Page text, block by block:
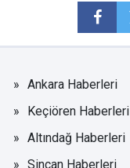
Ankara Haberleri
Keçiören Haberleri
Altındağ Haberleri
Sincan Haberleri